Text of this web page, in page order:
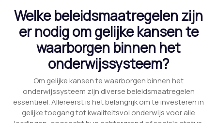
Welke beleidsmaatregelen zijn
er nodig om gelijke kansen te
waarborgen binnen het
onderwijssysteem?
Om gelijke kansen te waarborgen binnen het
onderwijssysteem zijn diverse beleidsmaatregelen
essentieel. Allereerst is het belangrijk om te investeren in
gelijke toegang tot kwaliteitsvol onderwijs voor alle